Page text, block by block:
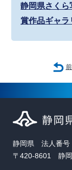
静岡県さく
賞作品ギャラ
静岡県 法人番号
〒420-8601 静岡